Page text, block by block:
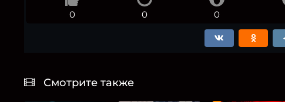
0 0 0
Смотрите также